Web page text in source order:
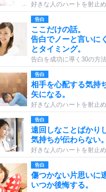
好きな人のハートを射止
告白
ここだけの話。
告白でノーと言いに
とタイミング。
告白を成功に導く30の方
告白
相手を心配する気持
矢になる。
好きな人のハートを射止
告白
遠回しなことばかり
気持ちが伝わらない。
好きな人のハートを射止
告白
傷つかない片思いに
いつか後悔する。